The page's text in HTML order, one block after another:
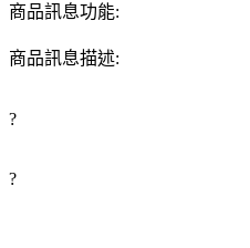
商品訊息功能:
商品訊息描述:
?
?